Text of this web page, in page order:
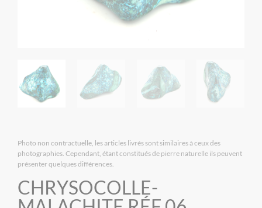
Photo non contractuelle, les articles livrés sont similaires à ceux des
photographies. Cependant, étant constitués de pierre naturelle ils peuvent
présenter quelques différences.
CHRYSOCOLLE-